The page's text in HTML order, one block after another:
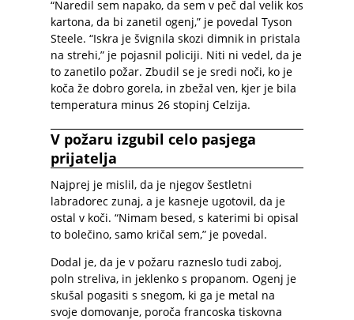
“Naredil sem napako, da sem v peč dal velik kos
kartona, da bi zanetil ogenj,” je povedal Tyson
Steele. “Iskra je švignila skozi dimnik in pristala
na strehi,” je pojasnil policiji. Niti ni vedel, da je
to zanetilo požar. Zbudil se je sredi noči, ko je
koča že dobro gorela, in zbežal ven, kjer je bila
temperatura minus 26 stopinj Celzija.
V požaru izgubil celo pasjega
prijatelja
Najprej je mislil, da je njegov šestletni
labradorec zunaj, a je kasneje ugotovil, da je
ostal v koči. “Nimam besed, s katerimi bi opisal
to bolečino, samo kričal sem,” je povedal.
Dodal je, da je v požaru razneslo tudi zaboj,
poln streliva, in jeklenko s propanom. Ogenj je
skušal pogasiti s snegom, ki ga je metal na
svoje domovanje, poroča francoska tiskovna